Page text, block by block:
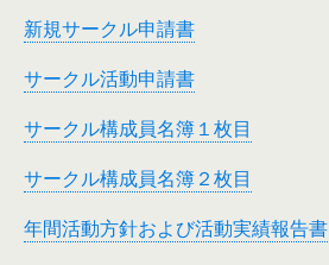
新規サークル申請書
サークル活動申請書
サークル構成員名簿１枚目
サークル構成員名簿２枚目
年間活動方針および活動実績報告書